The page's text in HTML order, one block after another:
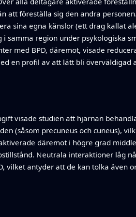
att föreställa sig den andra
sina egna känslor (ett drag kallat
samma region under psykologiska
med BPD, däremot, visade
en profil av att lätt bli överväldigad
visade studien att hjärnan
(såsom precuneus och cuneus),
däremot i högre grad
Neutrala interaktioner låg
vilket antyder att de kan tolka även